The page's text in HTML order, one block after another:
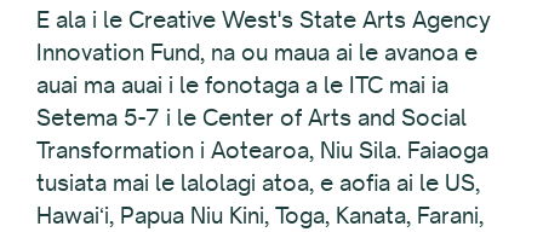
E ala i le Creative West's State Arts Agency
Innovation Fund, na ou maua ai le avanoa e
auai ma auai i le fonotaga a le ITC mai ia
Setema 5-7 i le Center of Arts and Social
Transformation i Aotearoa, Niu Sila. Faiaoga
tusiata mai le lalolagi atoa, e aofia ai le US,
Hawaiʻi, Papua Niu Kini, Toga, Kanata, Farani,